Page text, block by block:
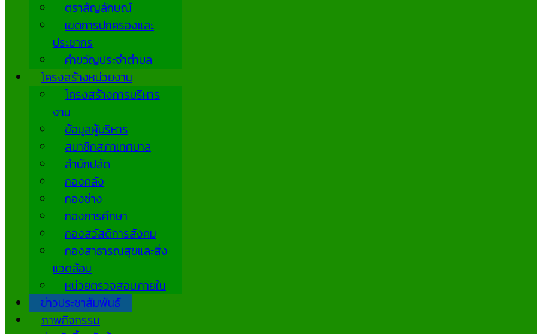
ตราสัญลักษณ์
เขตการปกครองและ
ประชากร
คำขวัญประจำตำบล
โครงสร้างหน่วยงาน
โครงสร้างการบริหาร
งาน
ข้อมูลผู้บริหาร
สมาชิกสภาเทศบาล
สำนักปลัด
กองคลัง
กองช่าง
กองการศึกษา
กองสวัสดิการสังคม
กองสาธารณสุขและสิ่ง
แวดล้อม
หน่วยตรวจสอบภายใน
ข่าวประชาสัมพันธ์
ภาพกิจกรรม